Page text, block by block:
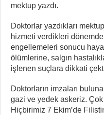
mektup yazdı.
Doktorlar yazdıkları
hizmeti verdikleri dönemde
engellemeleri sonucu
ölümlerine, salgın
işlenen suçlara dikkati
Doktorların imzaları
gazi ve yedek askeriz.
Hiçbirimiz 7 Ekim’de